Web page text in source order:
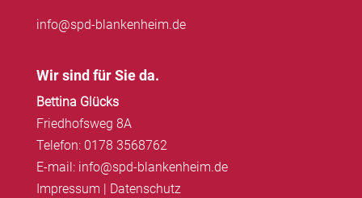
info@spd-blankenheim.de
Wir sind für Sie da.
Bettina Glücks
Friedhofsweg 8A
Telefon: 0178 3568762
E-mail: info@spd-blankenheim.de
Impressum
Datenschutz